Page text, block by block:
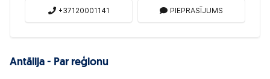
+37120001141 PIEPRASĪJUMS
Antālija - Par reģionu